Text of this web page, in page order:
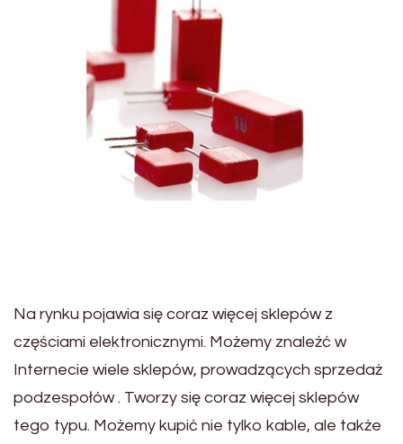
Na rynku pojawia się coraz więcej sklepów z
częściami elektronicznymi. Możemy znaleźć w
Internecie wiele sklepów, prowadzących sprzedaż
podzespołów . Tworzy się coraz więcej sklepów
tego typu. Możemy kupić nie tylko kable, ale także